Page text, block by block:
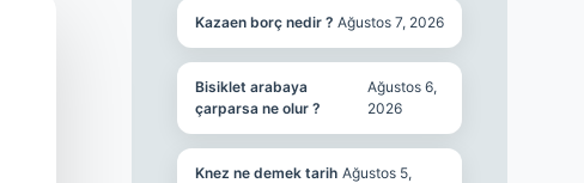
Kazaen borç nedir ? Ağustos 7, 2026
Bisiklet arabaya
çarparsa ne olur ?
Ağustos 6,
2026
Knez ne demek tarih Ağustos 5,